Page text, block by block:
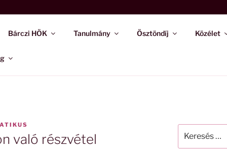
Bárczi HÖK Tanulmány Ösztöndíj Közélet
való részvétel